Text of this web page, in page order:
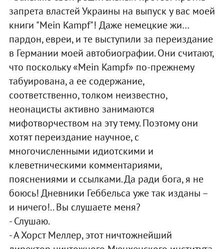
запрета властей Украины на выпуск у вас моей
книги "Mein Kampf"! Даже немецкие жи…
пардон, евреи, и те выступили за переиздание
в Германии моей автобиографии. Они считают,
что поскольку «Mein Kampf» по-прежнему
табуирована, а ее содержание,
соответственно, толком неизвестно,
неонацисты активно занимаются
мифотворчеством на эту тему. Поэтому они
хотят переиздание научное, с
многочисленными идиотскими и
клеветническими комментариями,
пояснениями и ссылками. Да ради бога, я не
боюсь! Дневники Геббельса уже так изданы –
и ничего!.. Вы слушаете меня?
- Слушаю.
- А Хорст Меллер, этот ничтожнейший